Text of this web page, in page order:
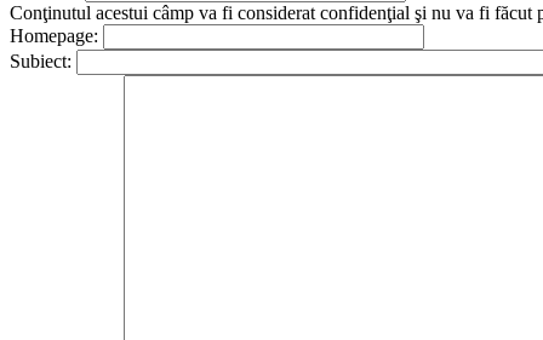
Conţinutul acestui câmp va fi considerat confidenţial şi nu va fi făcut
Homepage:
Subiect: